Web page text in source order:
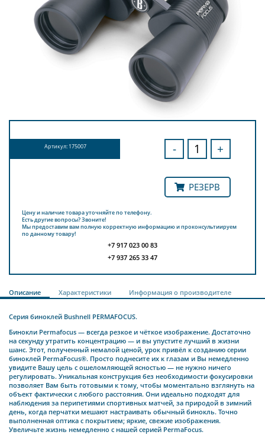
Артикул: 175007 - +
РЕЗЕРВ
Цену и наличие товара уточняйте по телефону.
Есть другие вопросы? Звоните!
Мы предоставим вам полную корректную информацию и проконсультиируем
по данному товару!
+7 917 023 00 83
+7 937 265 33 47
Описание Характеристики Информация о производителе
Серия биноклей Bushnell PERMAFOCUS.
Бинокли Permafocus — всегда резкое и чёткое изображение. Достаточно
на секунду утратить концентрацию — и вы упустите лучший в жизни
шанс. Этот, полученный немалой ценой, урок привёл к созданию серии
биноклей PermaFocus®. Просто поднесите их к глазам и Вы немедленно
увидите Вашу цель с ошеломляющей ясностью — не нужно ничего
регулировать. Уникальная конструкция без необходимости фокусировки
позволяет Вам быть готовыми к тому, чтобы моментально взглянуть на
объект фактически с любого расстояния. Они идеально подходят для
наблюдения за перипетиями спортивных матчей, за природой в зимний
день, когда перчатки мешают настраивать обычный бинокль. Точно
выполненная оптика с покрытием; яркие, свежие изображения.
Увеличьте жизнь немедленно с нашей серией PermaFocus.